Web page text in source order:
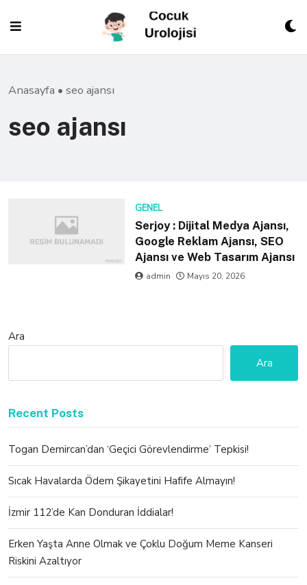
content
Anasayfa • seo ajansı
seo ajansı
GENEL
Serjoy : Dijital Medya Ajansı,
Google Reklam Ajansı, SEO
Ajansı ve Web Tasarım Ajansı
admin Mayıs 20, 2026
Ara
Ara
Recent Posts
Togan Demircan’dan ‘Geçici Görevlendirme’ Tepkisi!
Sıcak Havalarda Ödem Şikayetini Hafife Almayın!
İzmir 112’de Kan Donduran İddialar!
Erken Yaşta Anne Olmak ve Çoklu Doğum Meme Kanseri
Riskini Azaltıyor